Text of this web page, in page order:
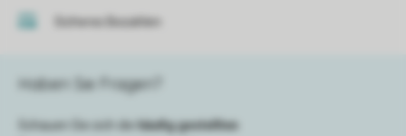
Sicheres Bezahlen
Haben Sie Fragen?
Schauen Sie sich die
häufig gestellten